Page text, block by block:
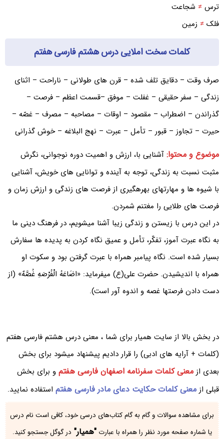
ترس ≠ شجاعت
فلک ≠ زمین
کلمات سخت املایی درس هشتم فارسی هفتم
صرف وقت – دقایق تلف شده – قرن های طولانی – ناراحت – اثنای
زندگی – سفر حقیقی – غفلت – موفق –قسمت اعظم – فرصت –
گذراندن – اضطراب – مقصود – اوقات – مصاحبه – مصرف – غصّه –
حیرت – تجاوز – قبور – تأمل – عبرت – نهج البلاغه – خوش گذرانی
موضوع و محتوا: آشنایی با، ارزش و اهمیت دوره نوجوانی، نگرش
مثبت نسبت به زندگی، توجه به آینده و توانایی های خویش، آشنایی
با شیوه ها و مهارتهای بهرهگیری از فرصت های زندگی و ارزش زمان و
فرصت های طلایی را مغتنم شمردن.
در این درس با زیستن و زندگی زیبا آشنا میشویم، در فرهنگ دینی ما
به نگاه عبرت آموز، تفکّر، تأمل و عمیق نگاه کردن به پدیده ها سفارش
بسیار شده است. نگاه پیامبر همراه با عبرت گرفتن بود و سکوت او
همراه با اندیشیدن. حضرت علی(ع) میفرماید: «اضَاعَهُ الْفُرْصَهِ غُصَّهٌ» (از
دست دادن فرصتها غصه و اندوه آور است).
در بخش بالا از سایت همیار برای شما ، معنی درس هشتم فارسی هفتم
(کلمات + آرایه های ادبی) را قرار دادیم پیشنهاد میشود برای بخش
بعدی از معنی کلمات سفرنامه اصفهان فارسی هفتم و برای بخش
قبلی از معنی کلمات حکایت دعای مادر فارسی هفتم استفاده نمایید.
برای مشاهده سوالات و گام به گام کتاب‌های درسی خود، کافی است نام درس
یا شماره صفحه مورد نظر را همراه با عبارت"همیار" در گوگل جستجو کنید.